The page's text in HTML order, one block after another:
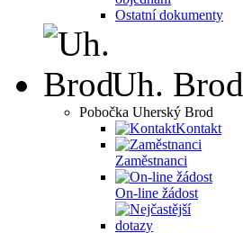
Ostatní dokumenty
Uh. Brod
Pobočka Uherský Brod
Kontakt
Zaměstnanci
On-line žádost